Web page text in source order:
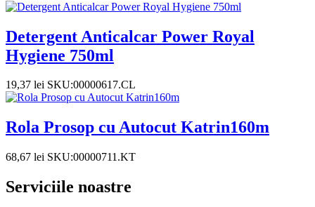
Detergent Anticalcar Power Royal
Hygiene 750ml
19,37 lei SKU:00000617.CL
Rola Prosop cu Autocut Katrin160m
68,67 lei SKU:00000711.KT
Serviciile noastre